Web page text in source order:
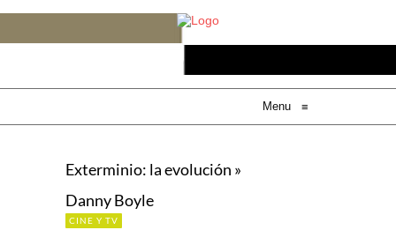
Menu ≡
Exterminio: la evolución »
Danny Boyle
CINE Y TV